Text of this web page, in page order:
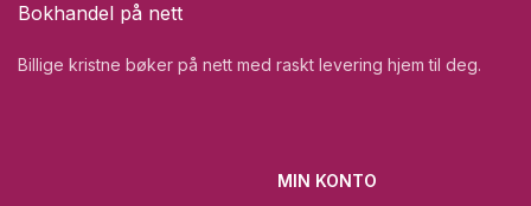
Bokhandel på nett
Billige kristne bøker på nett med raskt levering hjem til deg.
MIN KONTO